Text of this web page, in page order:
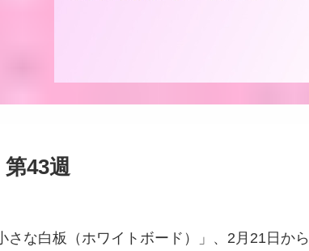
43週
さな白板（ホワイトボード）」、2月21日か